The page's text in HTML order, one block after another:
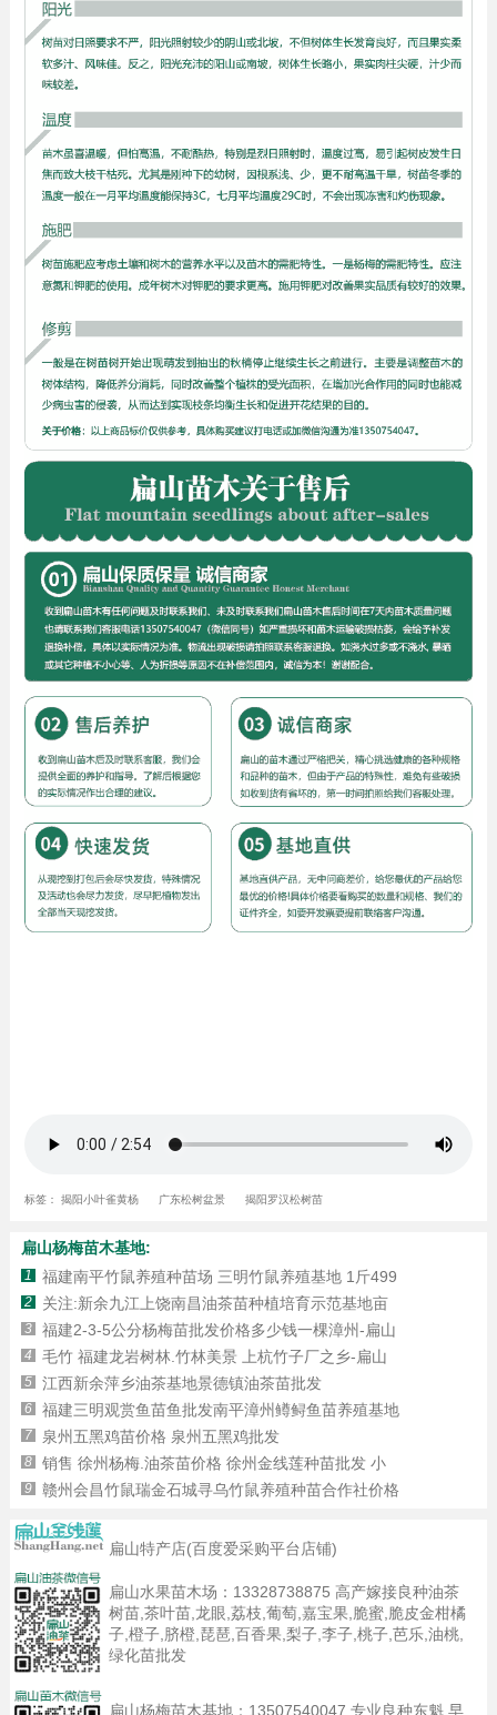
标签： 揭阳小叶雀黄杨 广东松树盆景 揭阳罗汉松树苗
扁山杨梅苗木基地:
1 福建南平竹鼠养殖种苗场 三明竹鼠养殖基地 1斤499
2 关注:新余九江上饶南昌油茶苗种植培育示范基地亩
3 福建2-3-5公分杨梅苗批发价格多少钱一棵漳州-扁山
4 毛竹 福建龙岩树林.竹林美景 上杭竹子厂之乡-扁山
5 江西新余萍乡油茶基地景德镇油茶苗批发
6 福建三明观赏鱼苗鱼批发南平漳州鳟鲟鱼苗养殖基地
7 泉州五黑鸡苗价格 泉州五黑鸡批发
8 销售 徐州杨梅.油茶苗价格 徐州金线莲种苗批发 小
9 赣州会昌竹鼠瑞金石城寻乌竹鼠养殖种苗合作社价格
扁山特产店(百度爱采购平台店铺)
扁山水果苗木场： 13328738875 高产嫁接良种油茶
树苗,茶叶苗,龙眼,荔枝,葡萄,嘉宝果,脆蜜,脆皮金柑橘
子,橙子,脐橙,琵琶,百香果,梨子,李子,桃子,芭乐,油桃,
绿化苗批发
扁山杨梅苗木基地： 13507540047 专业良种东魁,早